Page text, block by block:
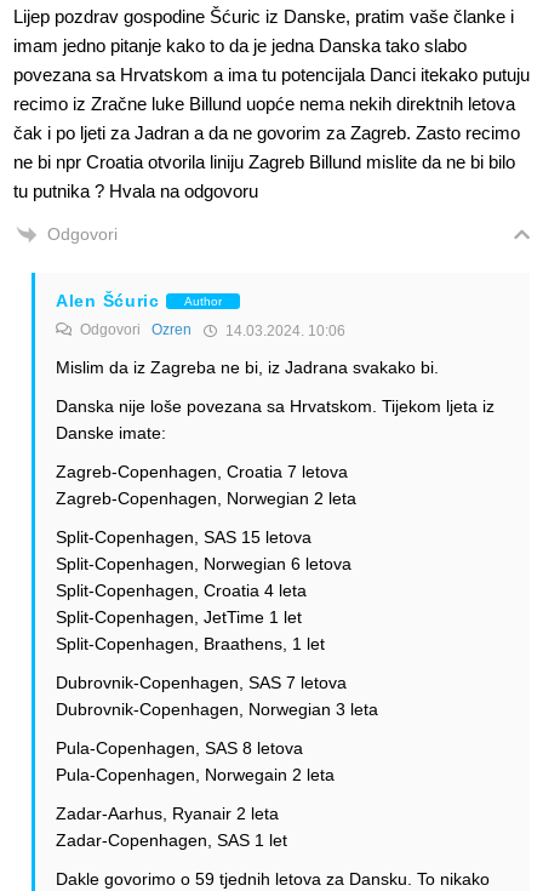
Lijep pozdrav gospodine Šćuric iz Danske, pratim vaše članke i
imam jedno pitanje kako to da je jedna Danska tako slabo
povezana sa Hrvatskom a ima tu potencijala Danci itekako putuju
recimo iz Zračne luke Billund uopće nema nekih direktnih letova
čak i po ljeti za Jadran a da ne govorim za Zagreb. Zasto recimo
ne bi npr Croatia otvorila liniju Zagreb Billund mislite da ne bi bilo
tu putnika ? Hvala na odgovoru
Odgovori
Alen Šćuric Author
Odgovori Ozren 14.03.2024. 10:06
Mislim da iz Zagreba ne bi, iz Jadrana svakako bi.
Danska nije loše povezana sa Hrvatskom. Tijekom ljeta iz
Danske imate:
Zagreb-Copenhagen, Croatia 7 letova
Zagreb-Copenhagen, Norwegian 2 leta
Split-Copenhagen, SAS 15 letova
Split-Copenhagen, Norwegian 6 letova
Split-Copenhagen, Croatia 4 leta
Split-Copenhagen, JetTime 1 let
Split-Copenhagen, Braathens, 1 let
Dubrovnik-Copenhagen, SAS 7 letova
Dubrovnik-Copenhagen, Norwegian 3 leta
Pula-Copenhagen, SAS 8 letova
Pula-Copenhagen, Norwegain 2 leta
Zadar-Aarhus, Ryanair 2 leta
Zadar-Copenhagen, SAS 1 let
Dakle govorimo o 59 tjednih letova za Dansku. To nikako